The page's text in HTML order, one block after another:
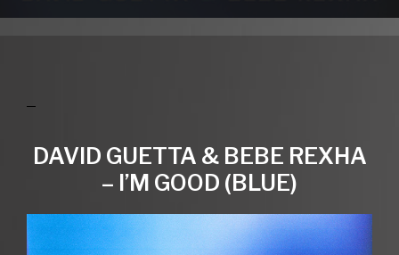
DAVID GUETTA & BEBE REXHA
– I’M GOOD (BLUE)